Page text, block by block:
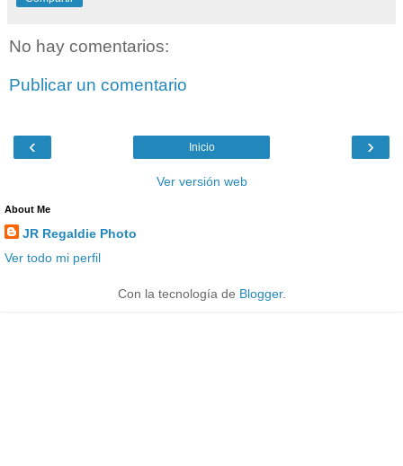
No hay comentarios:
Publicar un comentario
‹ ›
Inicio
Ver versión web
About Me
JR Regaldie Photo
Ver todo mi perfil
Con la tecnología de Blogger.